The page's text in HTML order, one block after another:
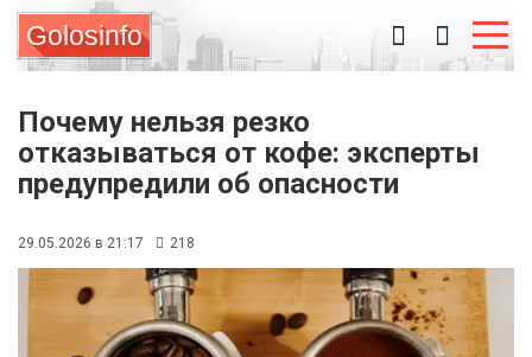
Golosinfo
Почему нельзя резко
отказываться от кофе: эксперты
предупредили об опасности
29.05.2026 в 21:17 218